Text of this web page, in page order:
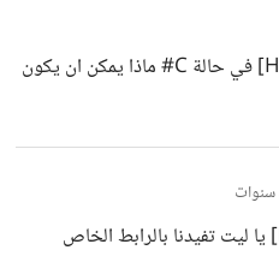
[@Hamdy_mahmouds] في حالة C# ماذا يمكن ان يكون
[@Mustafa_Suleiman] يا ليت تفيدنا بالرابط الخاص